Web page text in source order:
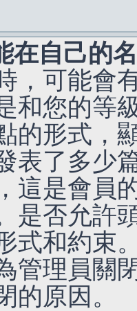
在自己的
，可能會
和您的等
的形式，
表了多少
這是會員
是否允許
式和約束
管理員關
的原因。